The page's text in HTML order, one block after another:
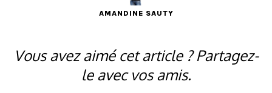
AMANDINE SAUTY
Vous avez aimé cet article ? Partagez-
le avec vos amis.